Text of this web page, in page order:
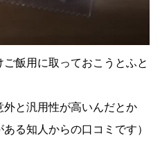
飯用に取っておこうとふと
と汎用性が高いんだとか
る知人からの口コミです）